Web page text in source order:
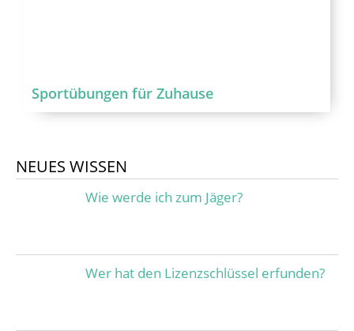
Sportübungen für Zuhause
NEUES WISSEN
Wie werde ich zum Jäger?
Wer hat den Lizenzschlüssel erfunden?